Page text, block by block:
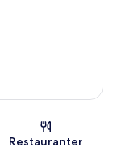
Restauranter